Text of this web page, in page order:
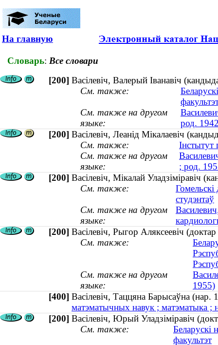
На главную
Словарь: Все словари
[200] Васілевіч, Валерый Іванавіч
См. также:
См. также на другом
языке:
род.
[200] Васілевіч, Леанід Мікалаевіч
См. также:
См. также на другом
языке:
; род.
[200] Васілевіч, Мікалай Уладзіміравіч
См. также:
студэнтаў
См. также на другом
языке:
[200] Васілевіч, Рыгор Аляксеевіч
См. также:
См. также на другом
языке:
1955)
[400] Васілевіч, Таццяна Барысаўна
матэматычных навук ; матэматыка ;
[200] Васілевіч, Юрый Уладзіміравіч
См. также:
Беларускі
факультэт